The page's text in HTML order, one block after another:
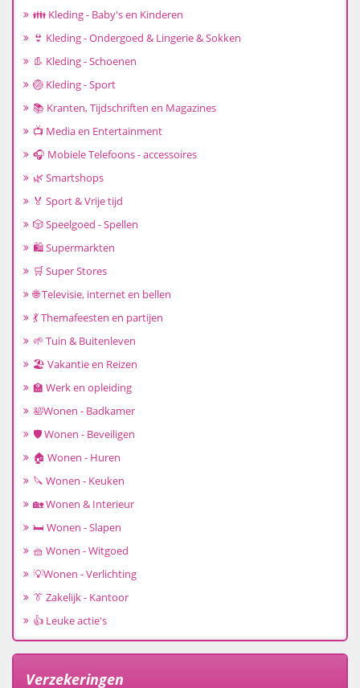
👪 Kleding - Baby's en Kinderen
👙 Kleding - Ondergoed & Lingerie & Sokken
👢 Kleding - Schoenen
🏐 Kleding - Sport
📚 Kranten, Tijdschriften en Magazines
📺 Media en Entertainment
🎧 Mobiele Telefoons - accessoires
🌿 Smartshops
🏅 Sport & Vrije tijd
🎲 Speelgoed - Spellen
🛍️ Supermarkten
🛒 Super Stores
🌐 Televisie, internet en bellen
💃 Themafeesten en partijen
🌱 Tuin & Buitenleven
🏖️ Vakantie en Reizen
🏫 Werk en opleiding
🛀Wonen - Badkamer
🛡️ Wonen - Beveiligen
🏠 Wonen - Huren
🔪 Wonen - Keuken
🏡 Wonen & Interieur
🛏️ Wonen - Slapen
🧺 Wonen - Witgoed
💡Wonen - Verlichting
👔 Zakelijk - Kantoor
👍 Leuke actie's
Verzekeringen